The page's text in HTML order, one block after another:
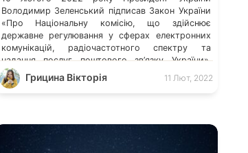
Володимир Зеленський підписав Закон України
«Про Національну комісію, що здійснює
державне регулювання у сферах електронних
комунікацій, радіочастотного спектру та
надання послуг поштового зв’язку України».
Закон ухвалила Верховна Рада України 16
грудня 2021 року. Vodafone покрив швидкісним
Грицина Вікторія 11 Лют, 2022